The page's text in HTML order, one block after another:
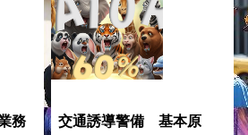
務
交通誘導警備 基本原